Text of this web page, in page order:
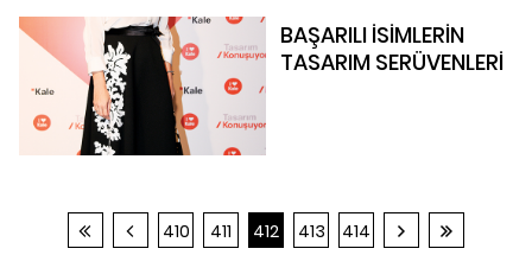
BAŞARILI İSİMLERİN
TASARIM SERÜVENLERİ
410 411 412 413 414